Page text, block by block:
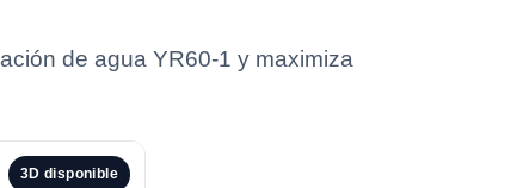
de agua YR60-1 y maximiza
3D disponible